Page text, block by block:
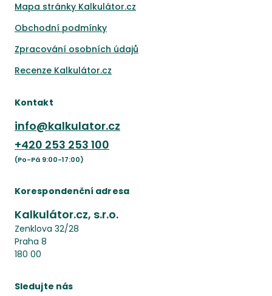
Mapa stránky Kalkulátor.cz
Obchodní podmínky
Zpracování osobních údajů
Recenze Kalkulátor.cz
Kontakt
info@kalkulator.cz
+420 253 253 100
(Po-Pá 9:00-17:00)
Korespondenční adresa
Kalkulátor.cz, s.r.o.
Zenklova 32/28
Praha 8
180 00
Sledujte nás